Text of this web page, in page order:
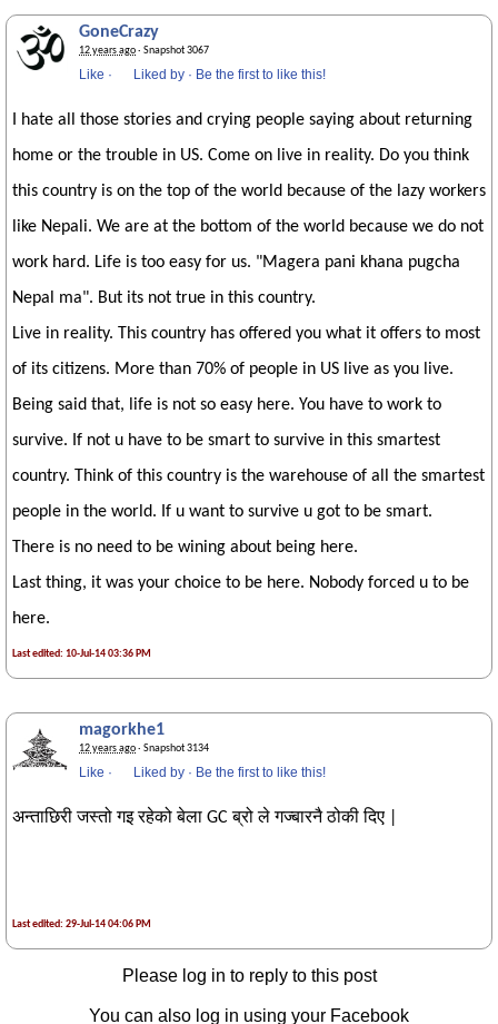
GoneCrazy
12 years ago· Snapshot 3067
Like · Liked by · Be the first to like this!
I hate all those stories and crying people saying about returning
home or the trouble in US. Come on live in reality. Do you think
this country is on the top of the world because of the lazy workers
like Nepali. We are at the bottom of the world because we do not
work hard. Life is too easy for us. "Magera pani khana pugcha
Nepal ma". But its not true in this country.
Live in reality. This country has offered you what it offers to most
of its citizens. More than 70% of people in US live as you live.
Being said that, life is not so easy here. You have to work to
survive. If not u have to be smart to survive in this smartest
country. Think of this country is the warehouse of all the smartest
people in the world. If u want to survive u got to be smart.
There is no need to be wining about being here.
Last thing, it was your choice to be here. Nobody forced u to be
here.
Last edited: 10-Jul-14 03:36 PM
magorkhe1
12 years ago· Snapshot 3134
Like · Liked by · Be the first to like this!
अन्ताछिरी जस्तो गइ रहेको बेला GC ब्रो ले गज्बारनै ठोकी दिए |
Last edited: 29-Jul-14 04:06 PM
Please log in to reply to this post
You can also log in using your Facebook